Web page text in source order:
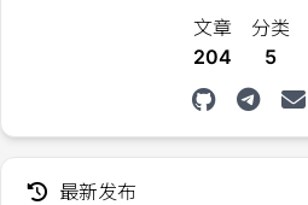
文章
204
分类
5
最新发布